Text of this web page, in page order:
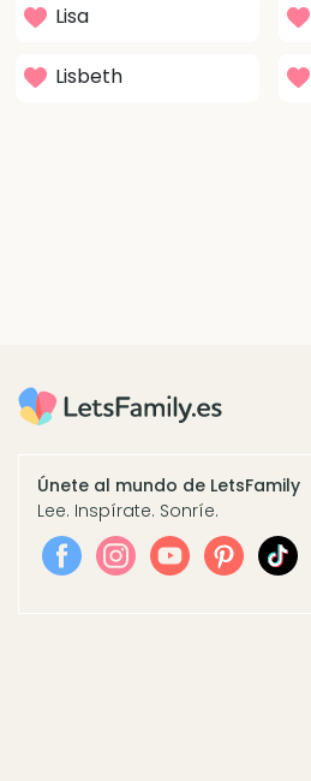
Lisa
Lisbeth
Únete al mundo de LetsFamily
Lee. Inspírate. Sonríe.